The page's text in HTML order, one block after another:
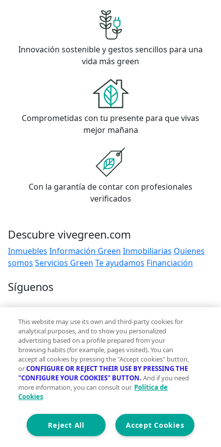
Innovación sostenible y gestos sencillos para una
vida más green
Comprometidas con tu presente para que vivas
mejor mañana
Con la garantía de contar con profesionales
verificados
Descubre vivegreen.com
Inmuebles Información Green Inmobiliarias Quienes
somos Servicios Green Te ayudamos Financiación
Síguenos
Contacto
hola@vivegreen.com
Aviso Legal
Condiciones de uso
Politica de privacidad
Política de cookies
Accesibilidad
This website may use its own and third-party cookies for
analytical purposes, and to show you personalized
advertising based on a profile prepared from your
browsing habits (for example, pages visited). You can
accept all cookies by pressing the "Accept cookies" button,
orCONFIGURE OR REJECT THEIR USE BY PRESSING THE
"CONFIGURE YOUR COOKIES" BUTTON. And if you need
more information, you can consult our Política de
Cookies
Accept Cookies
Reject All